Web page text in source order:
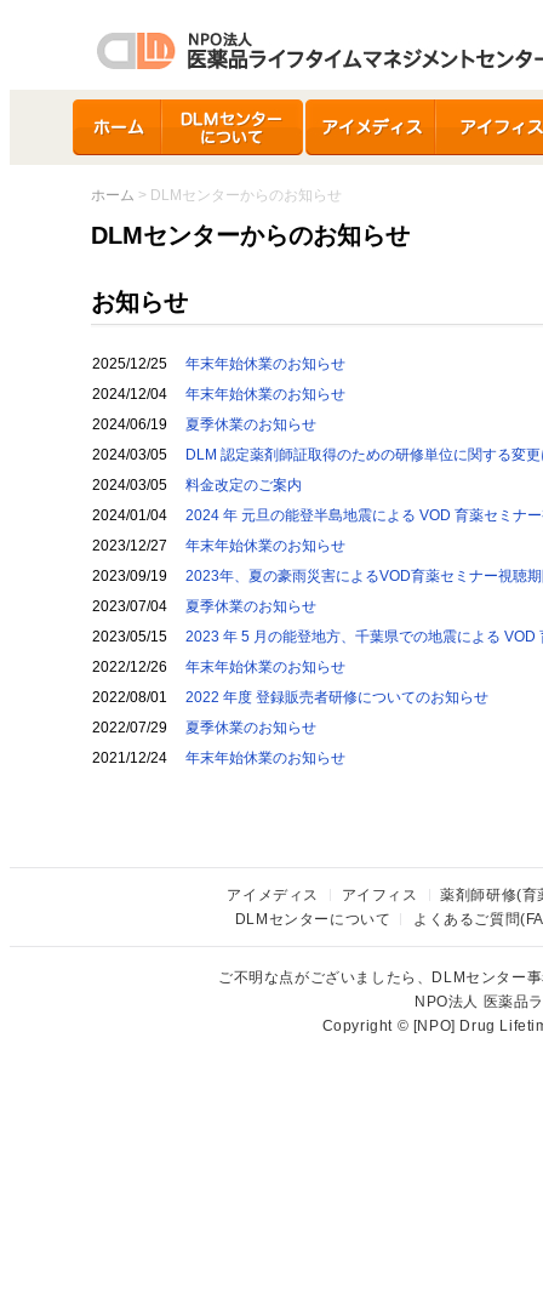
て
ホーム > DLMセンターからのお知らせ
DLMセンターからのお知らせ
お知らせ
2025/12/25
年末年始休業のお知らせ
2024/12/04
年末年始休業のお知らせ
2024/06/19
夏季休業のお知らせ
2024/03/05
DLM 認定薬剤師証取得のための研修単位に関する変
2024/03/05
料金改定のご案内
2024/01/04
2024 年 元旦の能登半島地震による VOD 育薬セミナ
2023/12/27
年末年始休業のお知らせ
2023/09/19
2023年、夏の豪雨災害によるVOD育薬セミナー視聴
2023/07/04
夏季休業のお知らせ
2023/05/15
2023 年 5 月の能登地方、千葉県での地震による
2022/12/26
年末年始休業のお知らせ
2022/08/01
2022 年度 登録販売者研修についてのお知らせ
2022/07/29
夏季休業のお知らせ
2021/12/24
年末年始休業のお知らせ
アイメディス アイフィス
薬剤師研修(育
DLMセンターについて
よくあるご質問
ご不明な点がございましたら、DLMセンター
NPO法人 医薬品
Copyright © [NPO] Drug